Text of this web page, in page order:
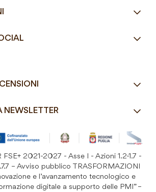
- 19:00
NEWSLETTER
FSE+ 2021-2027 - Asse I - Azioni 1.2-1.7 -
– Avviso pubblico TRASFORMAZIONI
e l’avanzamento tecnologico e
digitale a supporto delle PMI” –